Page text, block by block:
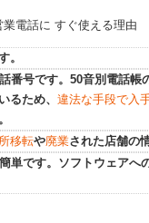
電話に すぐ使える理由
。
番号です。50音別電話帳
るため、 違法な手段で入
移転や廃業された店舗の
単です。ソフトウェアへ